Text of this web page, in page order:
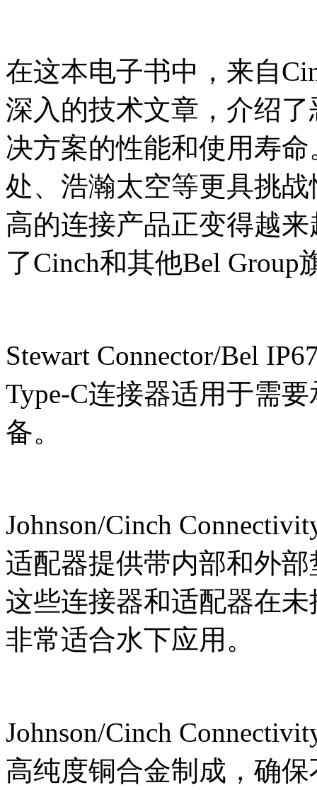
在这本电子书中，来自
深入的技术文章，介绍
决方案的性能和使用寿
处、浩瀚太空等更具挑
高的连接产品正变得越
了Cinch和其他Bel
Stewart Connector/Bel
Type-C连接器适用于需
备。
Johnson/Cinch
适配器提供带内部和外
这些连接器和适配器在
非常适合水下应用。
Johnson/Cinch
高纯度铜合金制成，确